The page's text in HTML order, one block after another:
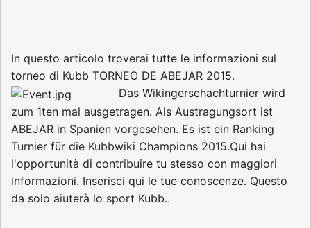
In questo articolo troverai tutte le informazioni sul
torneo di Kubb TORNEO DE ABEJAR 2015.
Das Wikingerschachturnier wird
zum 1ten mal ausgetragen. Als Austragungsort ist
ABEJAR in Spanien vorgesehen. Es ist ein Ranking
Turnier für die Kubbwiki Champions 2015.Qui hai
l'opportunità di contribuire tu stesso con maggiori
informazioni. Inserisci qui le tue conoscenze. Questo
da solo aiuterà lo sport Kubb..